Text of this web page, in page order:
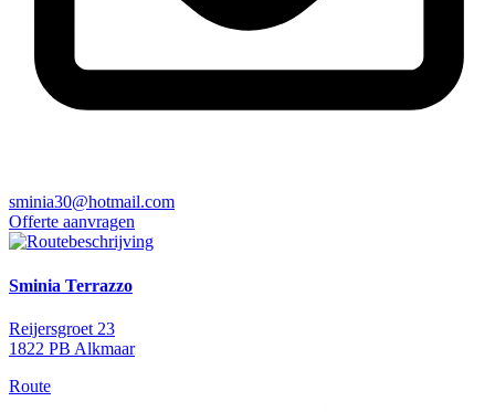
sminia30@hotmail.com
Offerte aanvragen
Sminia Terrazzo
Reijersgroet 23
1822 PB Alkmaar
Route